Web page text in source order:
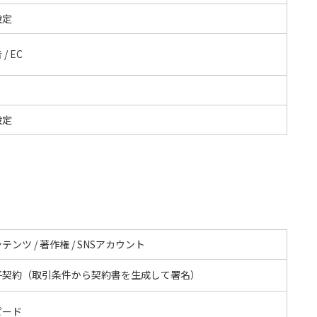
/ EC
ンツ / 著作権 / SNSアカウント
約（取引条件から契約書を生成して署名）
ド